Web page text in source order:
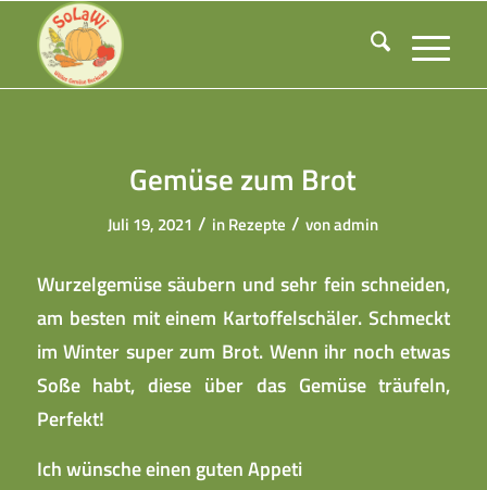
Gemüse zum Brot
Juli 19, 2021 / inRezepte / vonadmin
Wurzelgemüse säubern und sehr fein schneiden,
am besten mit einem Kartoffelschäler. Schmeckt
im Winter super zum Brot. Wenn ihr noch etwas
Soße habt, diese über das Gemüse träufeln,
Perfekt!
Ich wünsche einen guten Appeti